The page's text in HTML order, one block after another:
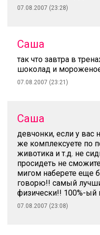
07.08.2007 (23:28)
Саша
так что завтра в
шоколад и
07.08.2007 (23:21)
Саша
девчонки, если у
же комплексуете по
животика и т.д. не
просидеть не
мигом наберете еще
говорю!! самый
физически!! 100%-ый
07.08.2007 (23:08)